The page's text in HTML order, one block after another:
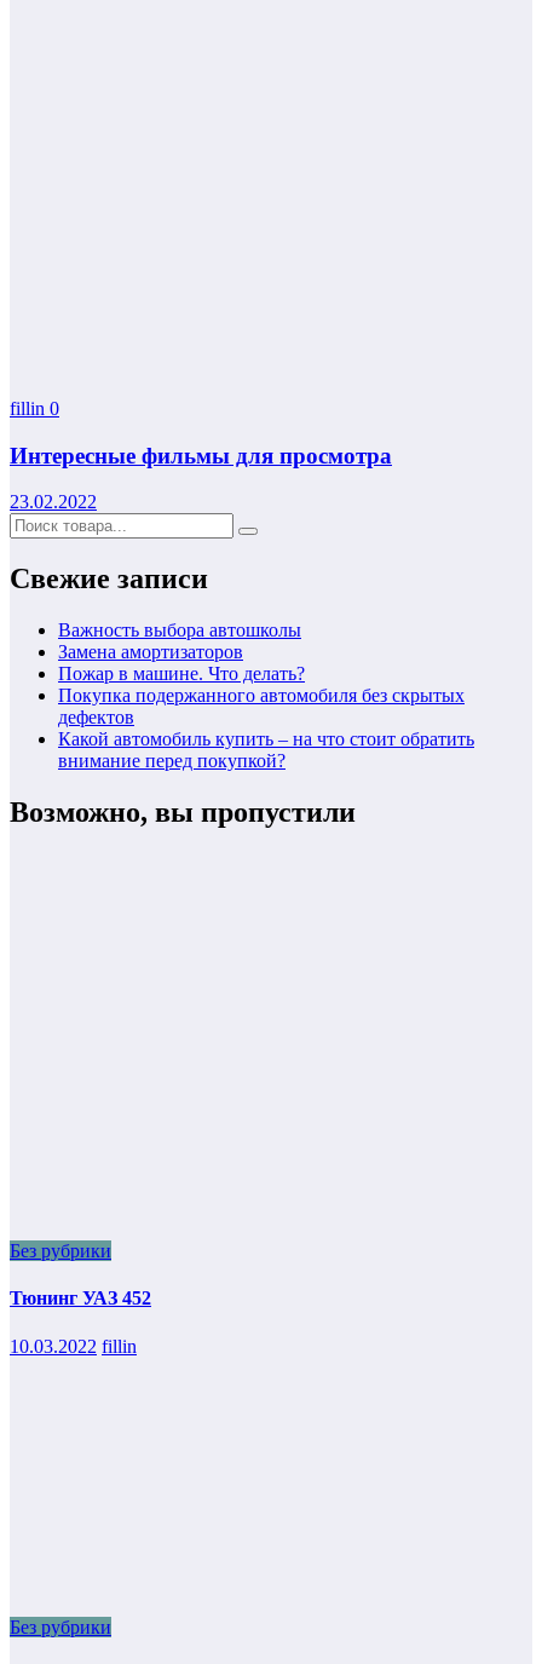
fillin 0
Интересные фильмы для просмотра
23.02.2022
Свежие записи
Важность выбора автошколы
Замена амортизаторов
Пожар в машине. Что делать?
Покупка подержанного автомобиля без скрытых
дефектов
Какой автомобиль купить – на что стоит обратить
внимание перед покупкой?
Возможно, вы пропустили
Без рубрики
Тюнинг УАЗ 452
10.03.2022 fillin
Без рубрики